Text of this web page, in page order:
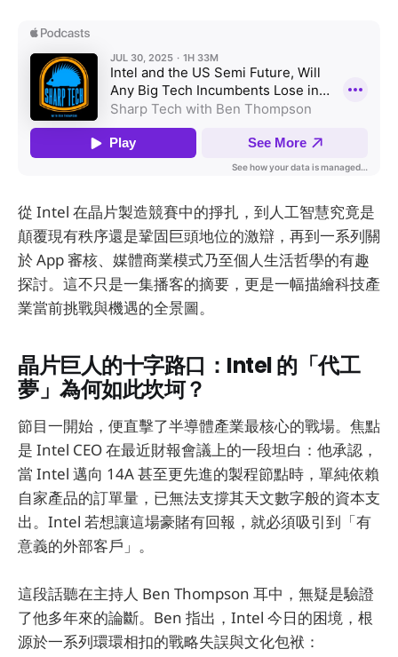
從 Intel 在晶片製造競賽中的掙扎，到人工智慧究竟是
顛覆現有秩序還是鞏固巨頭地位的激辯，再到一系列關
於 App 審核、媒體商業模式乃至個人生活哲學的有趣
探討。這不只是一集播客的摘要，更是一幅描繪科技產
業當前挑戰與機遇的全景圖。
晶片巨人的十字路口：Intel 的「代工
夢」為何如此坎坷？
節目一開始，便直擊了半導體產業最核心的戰場。焦點
是 Intel CEO 在最近財報會議上的一段坦白：他承認，
當 Intel 邁向 14A 甚至更先進的製程節點時，單純依賴
自家產品的訂單量，已無法支撐其天文數字般的資本支
出。Intel 若想讓這場豪賭有回報，就必須吸引到「有
意義的外部客戶」。
這段話聽在主持人 Ben Thompson 耳中，無疑是驗證
了他多年來的論斷。Ben 指出，Intel 今日的困境，根
源於一系列環環相扣的戰略失誤與文化包袱：